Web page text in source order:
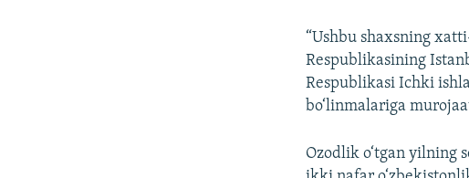
“Ushbu shaxsning
Respublikasining
Respublikasi Ichki
bo‘linmalariga
Ozodlik o‘tgan yilning